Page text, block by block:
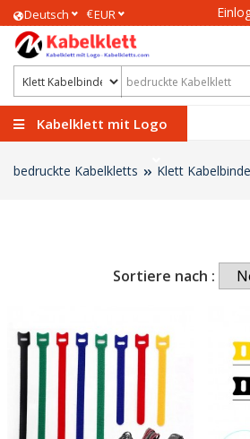
Deutsch €EUR
Kabelklett mit Logo
bedruckte Kabelkletts Klett
Sortiere nach :